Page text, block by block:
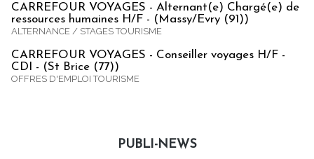
CARREFOUR VOYAGES - Alternant(e) Chargé(e) de
ressources humaines H/F - (Massy/Evry (91))
ALTERNANCE / STAGES TOURISME
CARREFOUR VOYAGES - Conseiller voyages H/F -
CDI - (St Brice (77))
OFFRES D'EMPLOI TOURISME
PUBLI-NEWS